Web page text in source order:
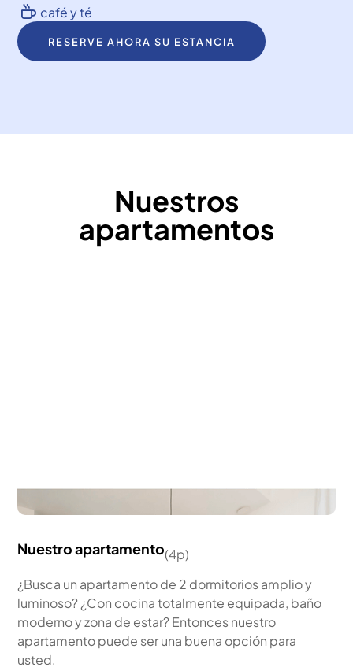
 café y té
RESERVE AHORA SU ESTANCIA
Nuestros
apartamentos
Nuestro apartamento(4p)
¿Busca un apartamento de 2 dormitorios amplio y
luminoso? ¿Con cocina totalmente equipada, baño
moderno y zona de estar? Entonces nuestro
apartamento puede ser una buena opción para
usted.